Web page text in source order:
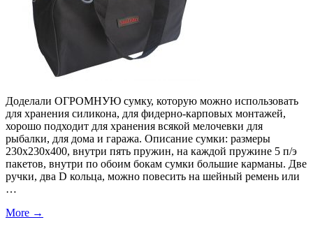
Доделали ОГРОМНУЮ сумку, которую можно использовать
для хранения силикона, для фидерно-карповых монтажей,
хорошо подходит для хранения всякой мелочевки для
рыбалки, для дома и гаража. Описание сумки: размеры
230х230х400, внутри пять пружин, на каждой пружине 5 п/э
пакетов, внутри по обоим бокам сумки большие карманы. Две
ручки, два D кольца, можно повесить на шейный ремень или
…
More →